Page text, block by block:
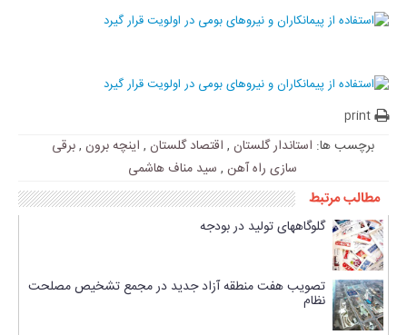
print
برچسب ها: استاندار گلستان , اقتصاد گلستان , اینچه برون ,برقی
سازی راه آهن , سید مناف هاشمی
مطالب مرتبط
گلوگاههای تولید در بودجه
تصویب هفت منطقه آزاد جدید در مجمع تشخیص مصلحت
نظام